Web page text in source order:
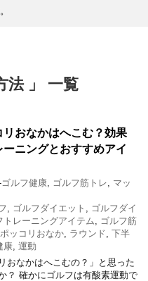
法 」 一覧
リおなかはへこむ？効果
ニングとおすすめアイ
ゴルフ健康 ゴルフ筋トレ
マッ
ゴルフダイエット
ゴルフダイ
トレーニングアイテム
ゴルフ筋
ポッコリおなか ラウンド 下半
康 運動
おなかはへこむの？」と思った
？ 確かにゴルフは有酸素運動で